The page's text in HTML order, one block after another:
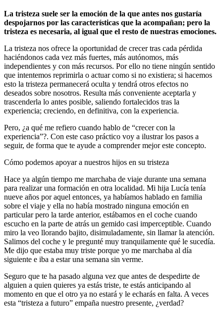
La tristeza suele ser la emoción de la que antes nos gustaría
despojarnos por las características que la acompañan; pero la
tristeza es necesaria, al igual que el resto de nuestras emociones.
La tristeza nos ofrece la oportunidad de crecer tras cada pérdida
haciéndonos cada vez más fuertes, más autónomos, más
independientes y con más recursos. Por ello no tiene ningún sentido
que intentemos reprimirla o actuar como si no existiera; si hacemos
esto la tristeza permanecerá oculta y tendrá otros efectos no
deseados sobre nosotros. Resulta más conveniente aceptarla y
trascenderla lo antes posible, saliendo fortalecidos tras la
experiencia; creciendo, en definitiva, con la experiencia.
Pero, ¿a qué me refiero cuando hablo de “crecer con la
experiencia”?. Con este caso práctico voy a ilustrar los pasos a
seguir, de forma que te ayude a comprender mejor este concepto.
Cómo podemos apoyar a nuestros hijos en su tristeza
Hace ya algún tiempo me marchaba de viaje durante una semana
para realizar una formación en otra localidad. Mi hija Lucía tenía
nueve años por aquel entonces, ya habíamos hablado en familia
sobre el viaje y ella no había mostrado ninguna emoción en
particular pero la tarde anterior, estábamos en el coche cuando
escucho en la parte de atrás un gemido casi imperceptible. Cuando
miro la veo llorando bajito, disimuladamente, sin llamar la atención.
Salimos del coche y le pregunté muy tranquilamente qué le sucedía.
Me dijo que estaba muy triste porque yo me marchaba al día
siguiente e iba a estar una semana sin verme.
Seguro que te ha pasado alguna vez que antes de despedirte de
alguien a quien quieres ya estás triste, te estás anticipando al
momento en que el otro ya no estará y le echarás en falta. A veces
esta “tristeza a futuro” empaña nuestro presente, ¿verdad?